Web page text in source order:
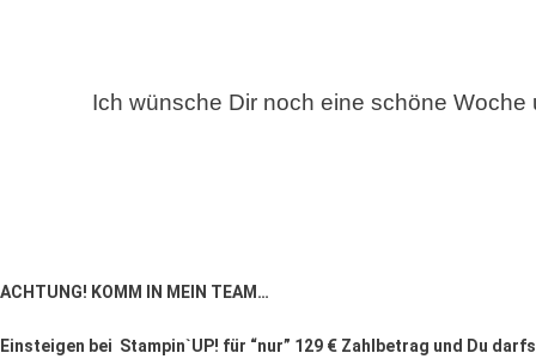
Ich wünsche Dir noch eine schöne
ACHTUNG! KOMM IN MEIN TEAM…
Einsteigen bei Stampin`UP! für “nur” 129 € Zahlbetrag und Du